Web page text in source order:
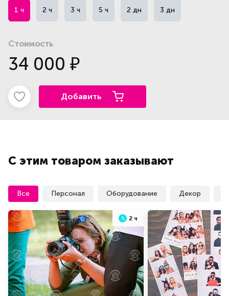
1 ч 2 ч 3 ч 5 ч 2 дн 3 дн
Стоимость
34 000 ₽
Добавить
С этим товаром заказывают
Все Персонал Оборудование Декор
2 ч